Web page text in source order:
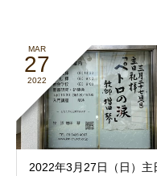
MAR
27
2022
2022年3月27日（日）主